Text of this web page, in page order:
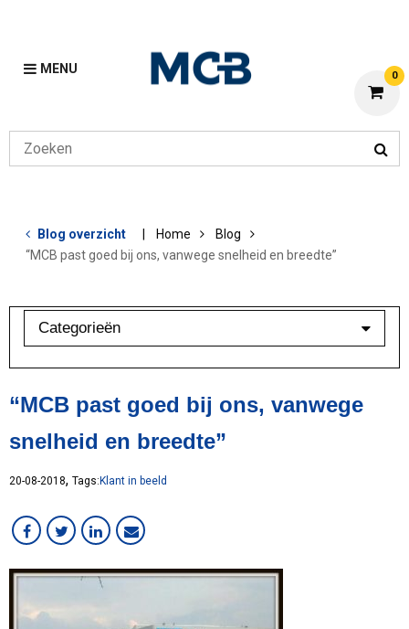
MENU 0
Blog overzicht Home
Blog
“MCB past goed bij ons, vanwege snelheid en breedte”
Categorieën
Klant in beeld
Lean
MVO
Overig
Services
“MCB past goed bij ons, vanwege
snelheid en breedte”
20-08-2018, Tags: Klant in beeld